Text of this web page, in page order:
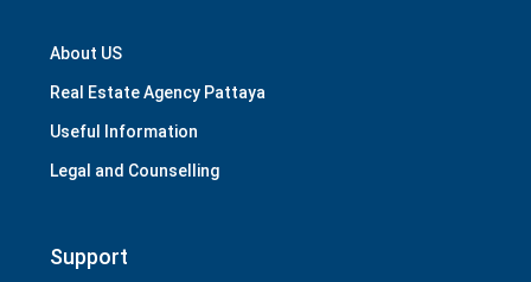
About US
Real Estate Agency Pattaya
Useful Information
Legal and Counselling
Support